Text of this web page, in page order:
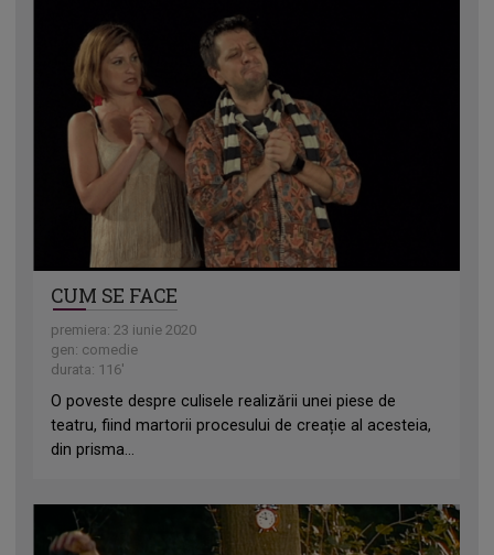
CUM SE FACE
premiera: 23 iunie 2020
gen: comedie
durata: 116'
O poveste despre culisele realizării unei piese de
teatru, fiind martorii procesului de creație al acesteia,
din prisma...